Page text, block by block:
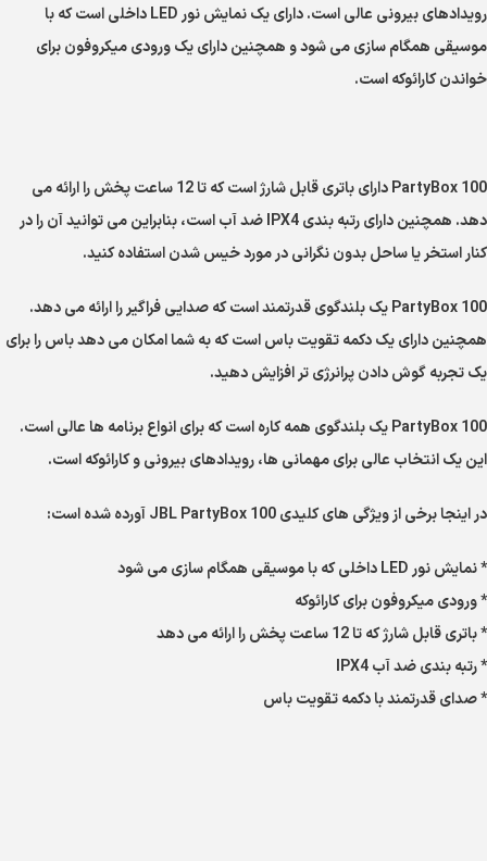
رویدادهای بیرونی عالی است. دارای یک نمایش نور LED داخلی است که با
موسیقی همگام سازی می شود و همچنین دارای یک ورودی میکروفون برای
خواندن کارائوکه است.
PartyBox 100 دارای باتری قابل شارژ است که تا 12 ساعت پخش را ارائه می
دهد. همچنین دارای رتبه بندی IPX4 ضد آب است، بنابراین می توانید آن را در
کنار استخر یا ساحل بدون نگرانی در مورد خیس شدن استفاده کنید.
PartyBox 100 یک بلندگوی قدرتمند است که صدایی فراگیر را ارائه می دهد.
همچنین دارای یک دکمه تقویت باس است که به شما امکان می دهد باس را برای
یک تجربه گوش دادن پرانرژی تر افزایش دهید.
PartyBox 100 یک بلندگوی همه کاره است که برای انواع برنامه ها عالی است.
این یک انتخاب عالی برای مهمانی ها، رویدادهای بیرونی و کارائوکه است.
در اینجا برخی از ویژگی های کلیدی JBL PartyBox 100 آورده شده است:
* نمایش نور LED داخلی که با موسیقی همگام سازی می شود
* ورودی میکروفون برای کارائوکه
* باتری قابل شارژ که تا 12 ساعت پخش را ارائه می دهد
* رتبه بندی ضد آب IPX4
* صدای قدرتمند با دکمه تقویت باس